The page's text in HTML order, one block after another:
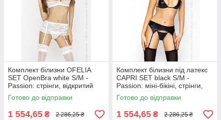
Комплект білизни OFELIA
SET OpenBra white S/M -
Passion: стрінги, відкритий
ліф, широкий пояс
777Store.com.ua
Готово до відправки
1 554,65 ₴ 2 286,25 ₴
Комплект білизни під латекс
CAPRI SET black S/M -
Passion: міні-бікіні, стрінги,
пояс для панчіх
777Store.com.ua
Готово до відправки
1 554,65 ₴ 2 286,25 ₴